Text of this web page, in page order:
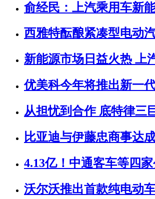
俞经民：上汽乘用车新
西雅特酝酿紧凑型电动
新能源市场日益火热 上
优美科今年将推出新一
从担忧到合作 底特律三
比亚迪与伊藤忠商事达
4.13亿！中通客车等四
沃尔沃推出首款纯电动